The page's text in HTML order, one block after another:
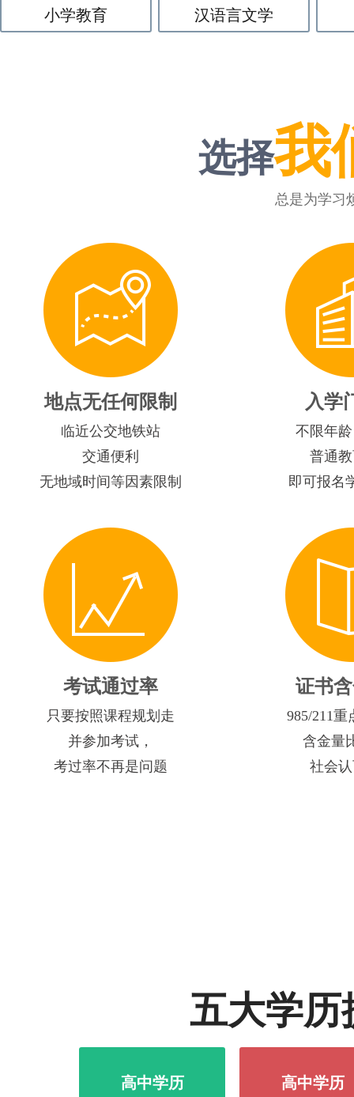
小学教育 汉语言文学
选择我
总是为学习
地点无任何限制
临近公交地铁站
交通便利
无地域时间等因素限制
入学
不限年
普通
即可报名
考试通过率
只要按照课程规划走
并参加考试，
考过率不再是问题
证书
985/211重
含金量
社会
五大学历
高中学历
高中学历